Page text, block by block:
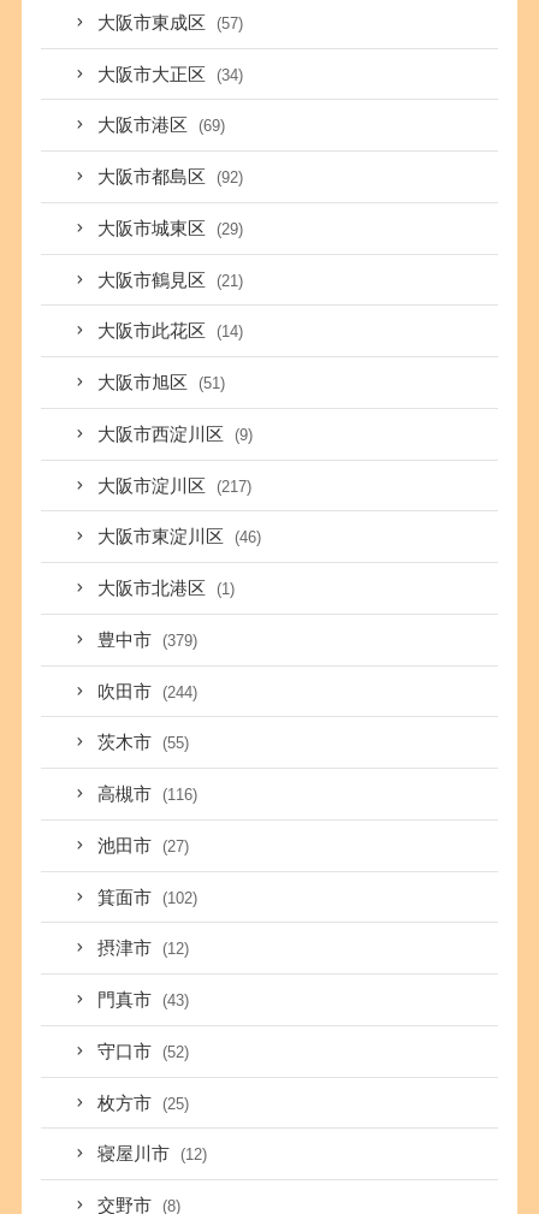
大阪市東成区 (57)
大阪市大正区 (34)
大阪市港区 (69)
大阪市都島区 (92)
大阪市城東区 (29)
大阪市鶴見区 (21)
大阪市此花区 (14)
大阪市旭区 (51)
大阪市西淀川区 (9)
大阪市淀川区 (217)
大阪市東淀川区 (46)
大阪市北港区 (1)
豊中市 (379)
吹田市 (244)
茨木市 (55)
高槻市 (116)
池田市 (27)
箕面市 (102)
摂津市 (12)
門真市 (43)
守口市 (52)
枚方市 (25)
寝屋川市 (12)
交野市 (8)